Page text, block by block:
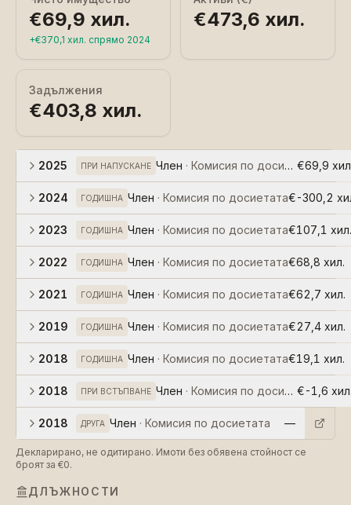
€69,9 хил.
+€370,1 хил. спрямо 2024
€473,6 хил.
Задължения
€403,8 хил.
2025 ПРИ НАПУСКАНЕ Член · Комисия по досиетата
€69,9
2024 ГОДИШНА Член · Комисия по досиетата€-300,2
2023 ГОДИШНА Член · Комисия по досиетата€107,1 хил.
2022 ГОДИШНА Член · Комисия по досиетата€68,8 хил.
2021 ГОДИШНА Член · Комисия по досиетата€62,7 хил.
2019 ГОДИШНА Член · Комисия по досиетата€27,4 хил.
2018 ГОДИШНА Член · Комисия по досиетата€19,1 хил.
2018 ПРИ ВСТЪПВАНЕ Член · Комисия по досиетата
€-1,6
2018 ДРУГА Член · Комисия по досиетата —
Декларирано, не одитирано. Имоти без обявена стойност се
броят за €0.
ДЛЪЖНОСТИ